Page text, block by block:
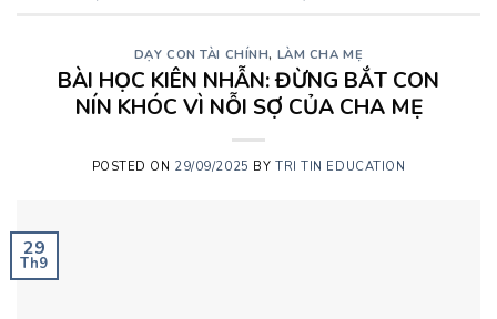
DẠY CON TÀI CHÍNH, LÀM CHA MẸ
BÀI HỌC KIÊN NHẪN: ĐỪNG BẮT CON
NÍN KHÓC VÌ NỖI SỢ CỦA CHA MẸ
POSTED ON 29/09/2025 BY TRI TIN EDUCATION
29
Th9